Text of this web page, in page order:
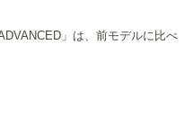
」は、前モデルに比べ